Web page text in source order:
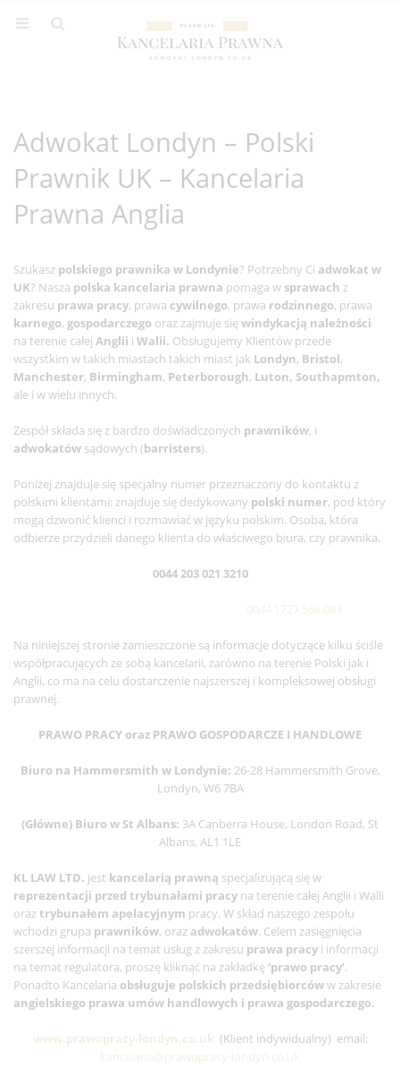
Adwokat Londyn – Polski
Prawnik UK – Kancelaria
Prawna Anglia
Szukasz polskiego prawnika w Londynie? Potrzebny Ci adwokat w
UK? Nasza polska kancelaria prawna pomaga w sprawach z
zakresu prawa pracy, prawa cywilnego, prawa rodzinnego, prawa
karnego, gospodarczego oraz zajmuje sięwindykacją należności
na terenie całej Anglii i Walii. Obsługujemy Klientów przede
wszystkim w takich miastach takich miast jak Londyn, Bristol,
Manchester, Birmingham, Peterborough, Luton, Southapmton,
ale i w wielu innych.
Zespół składa się z bardzo doświadczonych prawników, i
adwokatów sądowych (barristers).
Poniżej znajduje się specjalny numer przeznaczony do kontaktu z
polskimi klientami: znajduje się dedykowany polski numer, pod który
mogą dzwonić klienci i rozmawiać w języku polskim. Osoba, która
odbierze przydzieli danego klienta do właściwego biura, czy prawnika.
0044 203 021 3210
0044 1727 568 083
Na niniejszej stronie zamieszczone są informacje dotyczące kilku ściśle
współpracujących ze sobą kancelarii, zarówno na terenie Polski jak i
Anglii, co ma na celu dostarczenie najszerszej i kompleksowej obsługi
prawnej.
PRAWO PRACY oraz PRAWO GOSPODARCZE I HANDLOWE
Biuro na Hammersmith w Londynie: 26-28 Hammersmith Grove,
Londyn, W6 7BA
(Główne) Biuro w St Albans: 3A Canberra House, London Road, St
Albans, AL1 1LE
KL LAW LTD. jest kancelarią prawną specjalizującą się w
reprezentacji przed trybunałami pracy na terenie całej Anglii i Walli
oraz trybunałem apelacyjnym pracy. W skład naszego zespołu
wchodzi grupa prawników, oraz adwokatów. Celem zasięgnięcia
szerszej informacji na temat usług z zakresu prawa pracy i informacji
na temat regulatora, proszę kliknąć na zakładkę‘prawo pracy’.
Ponadto Kancelaria obsługuje polskich przedsiębiorcóww zakresie
angielskiego prawa umów handlowych i prawa gospodarczego.
www.prawopracy-londyn.co.uk (Klient indywidualny) email:
kancelaria@prawopracy-londyn.co.uk